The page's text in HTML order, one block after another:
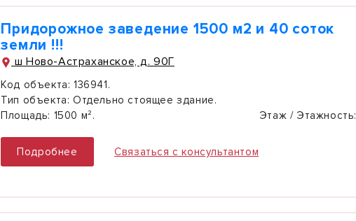
Придорожное заведение 1500 м2 и 40 соток
земли !!!
ш Ново-Астраханское, д. 90Г
Код объекта: 136941.
Тип объекта: Отдельно стоящее здание.
Площадь: 1500 м². Этаж / Этажность:
Подробнее Связаться с консультантом